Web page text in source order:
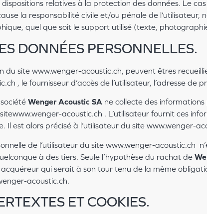
relatives à la protection des données. Le
la responsabilité civile et/ou pénale de
quel que soit le support utilisé (texte,
DONNÉES PERSONNELLES.
du site www.wenger-acoustic.ch, peuvent êtres
, le fournisseur d’accès de l’utilisateur, l’adresse de
Wenger Acoustic SA ne collecte des
acoustic.ch . L’utilisateur fournit ces
Il est alors précisé à l’utilisateur du site www.wenger-
de l’utilisateur du site www.wenger-acoustic.ch
à des tiers. Seule l’hypothèse du rachat de
acquéreur qui serait à son tour tenu de la même
acoustic.ch.
ET COOKIES.